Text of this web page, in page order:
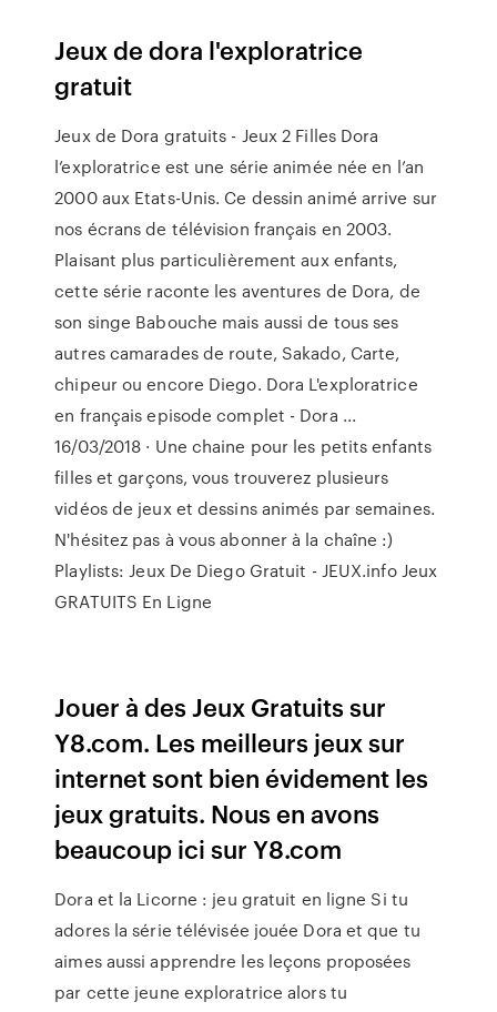
Jeux de dora l'exploratrice
gratuit
Jeux de Dora gratuits - Jeux 2 Filles Dora
l’exploratrice est une série animée née en l’an
2000 aux Etats-Unis. Ce dessin animé arrive sur
nos écrans de télévision français en 2003.
Plaisant plus particulièrement aux enfants,
cette série raconte les aventures de Dora, de
son singe Babouche mais aussi de tous ses
autres camarades de route, Sakado, Carte,
chipeur ou encore Diego. Dora L'exploratrice
en français episode complet - Dora ...
16/03/2018 · Une chaine pour les petits enfants
filles et garçons, vous trouverez plusieurs
vidéos de jeux et dessins animés par semaines.
N'hésitez pas à vous abonner à la chaîne :)
Playlists: Jeux De Diego Gratuit - JEUX.info Jeux
GRATUITS En Ligne
Jouer à des Jeux Gratuits sur
Y8.com. Les meilleurs jeux sur
internet sont bien évidement les
jeux gratuits. Nous en avons
beaucoup ici sur Y8.com
Dora et la Licorne : jeu gratuit en ligne Si tu
adores la série télévisée jouée Dora et que tu
aimes aussi apprendre les leçons proposées
par cette jeune exploratrice alors tu